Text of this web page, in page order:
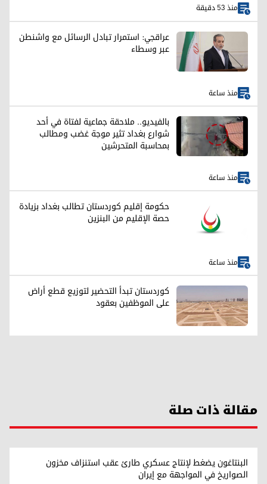
منذ 53 دقيقة
عراقجي: استمرار تبادل الرسائل مع واشنطن
عبر وسطاء
منذ ساعة
بالفيديو.. ملاحقة جماعية لفتاة في أحد
شوارع بغداد تثير موجة غضب ومطالب
بمحاسبة المتحرشين
منذ ساعة
حكومة إقليم كوردستان تطالب بغداد بزيادة
حصة الإقليم من البنزين
منذ ساعة
كوردستان تبدأ التحضير لتوزيع قطع أراض
على الموظفين بعقود
مقالة ذات صلة
البنتاغون يضغط لإنتاج عسكري طارئ عقب استنزاف مخزون
الصواريخ في المواجهة مع إيران